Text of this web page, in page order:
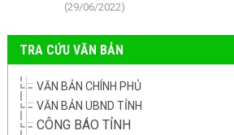
(29/06/2022)
TRA CỨU VĂN BẢN
VĂN BẢN CHÍNH PHỦ
VĂN BẢN UBND TỈNH
CÔNG BÁO TỈNH